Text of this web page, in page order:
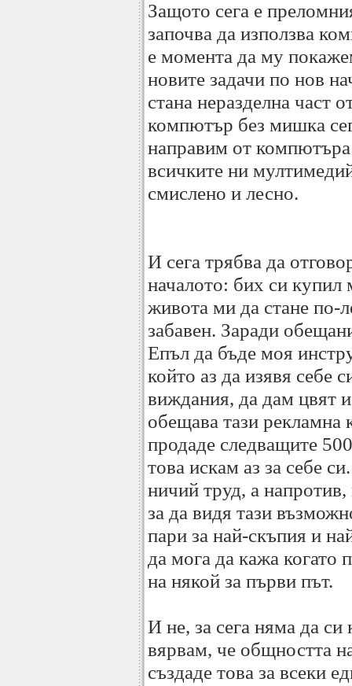
Защото сега е
започва да използва
е момента да му
новите задачи по нов
стана неразделна част
компютър без мишка
направим от
всичките ни
смислено и лесно.
И сега трябва да
началото: бих си купил
живота ми да стане по-
забавен. Заради
Епъл да бъде моя
който аз да изявя себе
виждания, да дам цвят
обещава тази рекламна
продаде следващите
това искам аз за себе
ничий труд, а
за да видя тази
пари за най-скъпия и
да мога да кажа когато
на някой за първи път.
И не, за сега няма да
вярвам, че общността
създаде това за всеки